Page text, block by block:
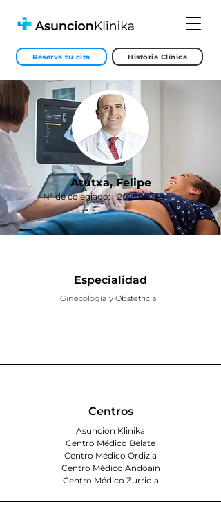
Reserva tu cita Historia Clínica
Atutxa, Felipe
Nº de colegiado: 202008790
Especialidad
Ginecología y Obstetricia
Centros
Asuncion Klinika
Centro Médico Belate
Centro Médico Ordizia
Centro Médico Andoain
Centro Médico Zurriola